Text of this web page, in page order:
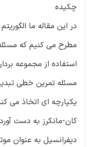
چکیده
در این مقاله ما
مطرح می کنیم که
استفاده از مجموعه
مسئله تمرین خطی
یکپارچه ای اتخاذ می
کان-مانکرز به دست
دیفرانسیل به عنوان